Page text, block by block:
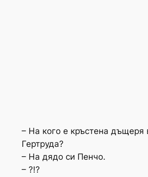
– На кого е кръстена дъщеря
Гертруда?
– На дядо си Пенчо.
– ?!?